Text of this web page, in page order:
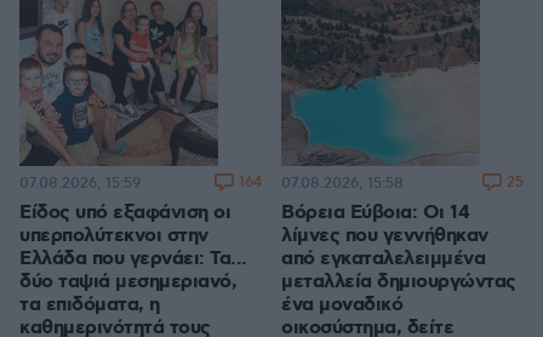
Είδος υπό εξαφάνιση οι
υπερπολύτεκνοι στην
Ελλάδα που γερνάει: Τα...
δύο ταψιά μεσημεριανό,
τα επιδόματα, η
καθημερινότητά τους
07.08.2026, 15:59 164
Βόρεια Εύβοια: Οι 14
λίμνες που γεννήθηκαν
από εγκαταλελειμμένα
μεταλλεία δημιουργώντας
ένα μοναδικό
οικοσύστημα, δείτε
07.08.2026, 15:58 25